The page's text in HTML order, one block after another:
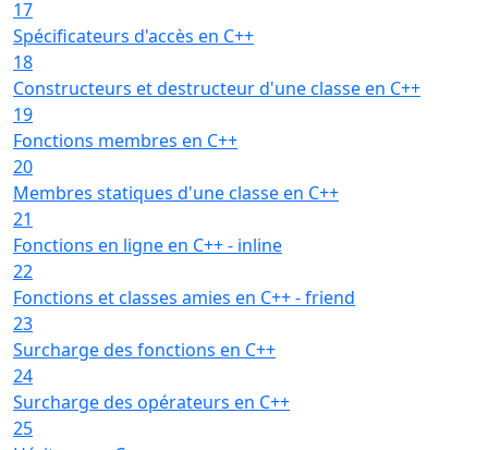
17
Spécificateurs d'accès en C++
18
Constructeurs et destructeur d'une classe en C++
19
Fonctions membres en C++
20
Membres statiques d'une classe en C++
21
Fonctions en ligne en C++ - inline
22
Fonctions et classes amies en C++ - friend
23
Surcharge des fonctions en C++
24
Surcharge des opérateurs en C++
25